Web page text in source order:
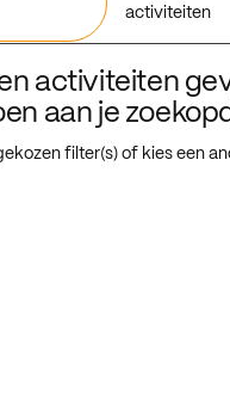
activiteiten
activiteiten
aan je
filter(s) of kies een